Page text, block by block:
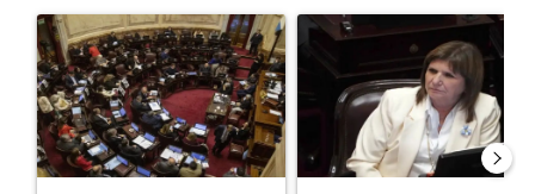
Un artículo de tendencia con el título "El Senado dio media
Un artículo de tendencia